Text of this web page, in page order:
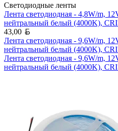
Светодиодные ленты
Лента светодиодная - 4,8W/m,
нейтральный белый (4000K),
43,00
Лента светодиодная - 9,6W/m,
нейтральный белый (4000K),
Лента светодиодная - 9,6W/m,
нейтральный белый (4000K),